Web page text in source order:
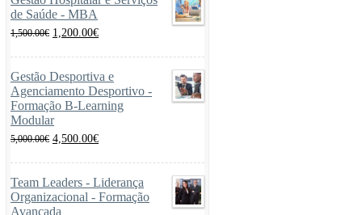
2,000.00€.1,700.00€.
de Saúde - MBA
1,500.00€ O
preço
original
era:
1,500.00€.
1,200.00€O
preço
atual
é:
1,200.00€.
Gestão Desportiva e
Agenciamento Desportivo -
Formação B-Learning
Modular
5,000.00€ O
preço
original
era:
5,000.00€.
4,500.00€O
preço
atual
é:
4,500.00€.
Team Leaders - Liderança
Organizacional - Formação
Avançada